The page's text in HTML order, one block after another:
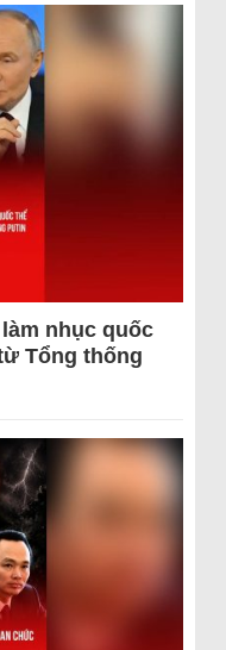
nhục quốc
Tổng thống